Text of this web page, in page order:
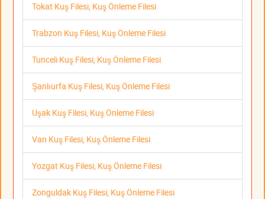
Tokat Kuş Filesi, Kuş Önleme Filesi
Trabzon Kuş Filesi, Kuş Önleme Filesi
Tunceli Kuş Filesi, Kuş Önleme Filesi
Şanlıurfa Kuş Filesi, Kuş Önleme Filesi
Uşak Kuş Filesi, Kuş Önleme Filesi
Van Kuş Filesi, Kuş Önleme Filesi
Yozgat Kuş Filesi, Kuş Önleme Filesi
Zonguldak Kuş Filesi, Kuş Önleme Filesi